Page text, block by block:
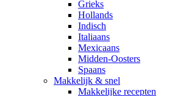
Grieks
Hollands
Indisch
Italiaans
Mexicaans
Midden-Oosters
Spaans
Makkelijk & snel
Makkelijke recepten